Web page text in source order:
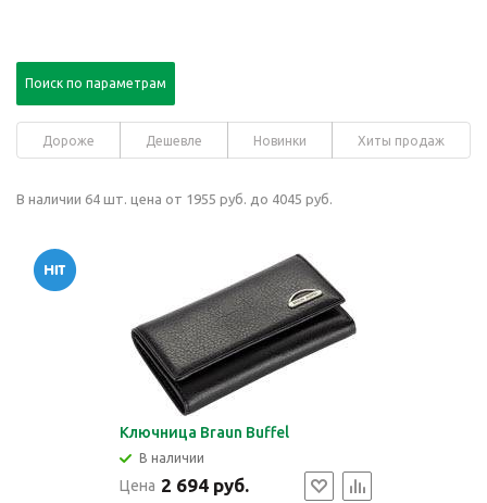
Поиск по параметрам
Дороже Дешевле Новинки Хиты продаж
В наличии 64 шт. цена от 1955 руб. до 4045 руб.
Ключница Braun Buffel
В наличии
Цена 2 694 руб.